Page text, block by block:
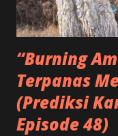
apalagi ketika
sosok ayah kedua...
“Burning
Terpanas
(Prediksi
Episode 48)